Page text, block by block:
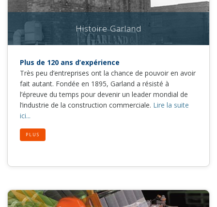
Histoire Garland
Plus de 120 ans d’expérience
Très peu d’entreprises ont la chance de pouvoir en avoir
fait autant. Fondée en 1895, Garland a résisté à
l’épreuve du temps pour devenir un leader mondial de
l’industrie de la construction commerciale. Lire la suite
ici...
PLUS